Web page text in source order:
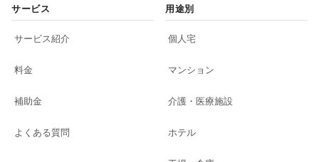
サービス
サービス紹介
料金
補助金
よくある質問
用途別
個人宅
マンション
介護・医療施設
ホテル